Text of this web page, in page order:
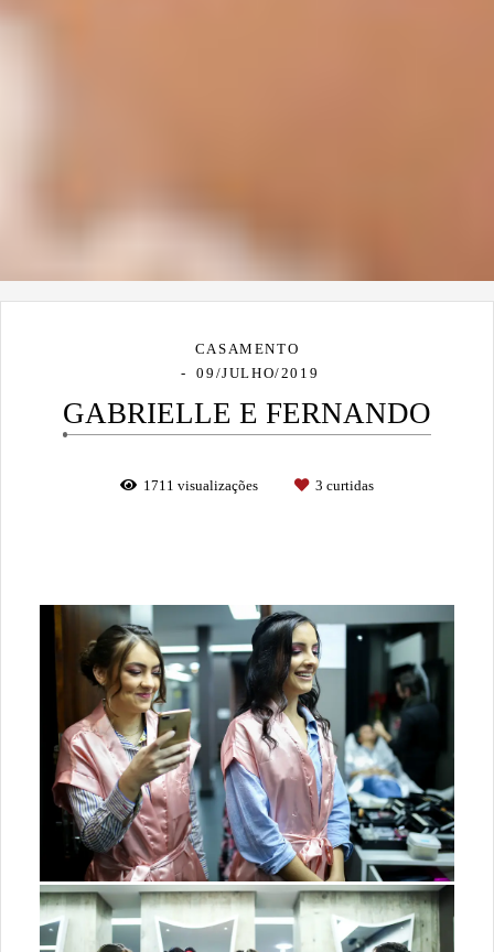
CASAMENTO
09/JULHO/2019
GABRIELLE E FERNANDO
1711 visualizações 3 curtidas